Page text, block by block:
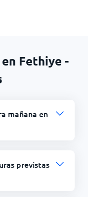
Fethiye -
mañana en
previstas